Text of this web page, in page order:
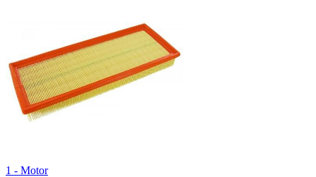
1 - Motor